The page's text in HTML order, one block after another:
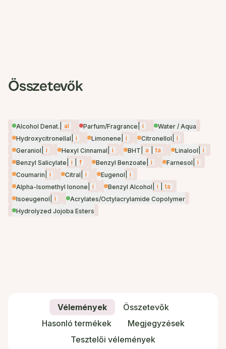
Összetevők
Alcohol Denat. al Parfum/Fragrance i
Water / Aqua
Hydroxycitronellal
i Limonene i Citronellol
i
Geraniol
i Hexyl Cinnamal i BHT a ta Linalool
i
Benzyl Salicylate
i f Benzyl Benzoate i Farnesol
i
Coumarin
i Citral i Eugenol
i
Alpha-Isomethyl Ionone
i Benzyl Alcohol i
ta
Isoeugenol
i
Acrylates/Octylacrylamide Copolymer
Hydrolyzed Jojoba Esters
Vélemények
Összetevők
Hasonló termékek
Megjegyzések
Tesztelői vélemények